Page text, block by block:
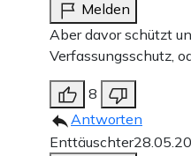
Melden
Aber davor schützt
Verfassungsschutz,
8
Antworten
Enttäuschter